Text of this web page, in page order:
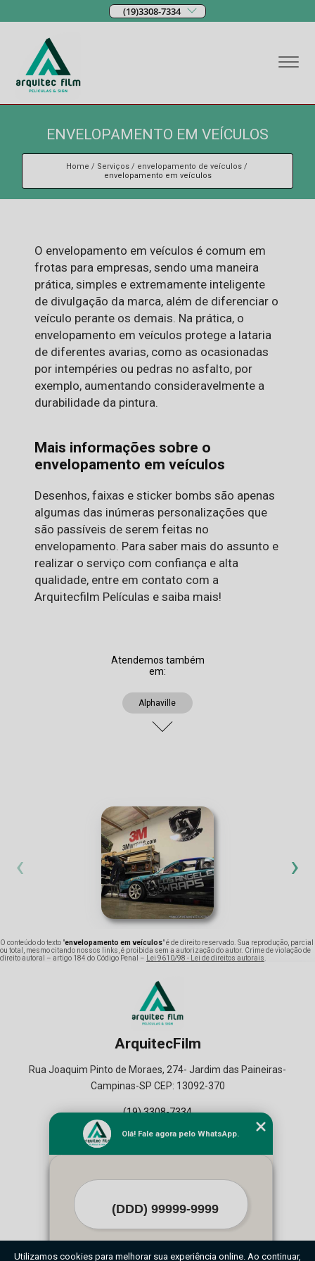
(19)3308-7334
ENVELOPAMENTO EM VEÍCULOS
Home Serviços
envelopamento de veículos
envelopamento em veículos
O envelopamento em veículos é comum em
frotas para empresas, sendo uma maneira
prática, simples e extremamente inteligente
de divulgação da marca, além de diferenciar o
veículo perante os demais. Na prática, o
envelopamento em veículos protege a lataria
de diferentes avarias, como as ocasionadas
por intempéries ou pedras no asfalto, por
exemplo, aumentando consideravelmente a
durabilidade da pintura.
Mais informações sobre o
envelopamento em veículos
Desenhos, faixas e sticker bombs são apenas
algumas das inúmeras personalizações que
são passíveis de serem feitas no
envelopamento. Para saber mais do assunto e
realizar o serviço com confiança e alta
qualidade, entre em contato com a
Arquitecfilm Películas e saiba mais!
Atendemos também
em:
Alphaville
‹ ›
O conteúdo do texto "envelopamento em veículos" é de direito reservado. Sua reprodução, parcial
ou total, mesmo citando nossos links, é proibida sem a autorização do autor. Crime de violação de
direito autoral – artigo 184 do Código Penal –
Lei 9610/98 - Lei de direitos autorais
ArquitecFilm
Rua Joaquim Pinto de Moraes, 274- Jardim das Paineiras-
Campinas-SP CEP: 13092-370
(19) 3308-7334
Home
Contato
Mapa do Site
O inteiro teor deste site está sujeito à proteção de direitos autorais. Copyright©
Olá! Fale agora pelo WhatsApp.